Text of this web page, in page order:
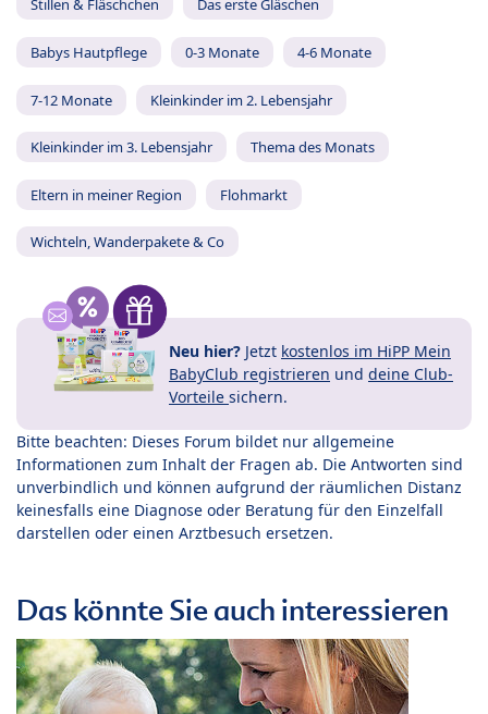
Stillen & Fläschchen Das erste Gläschen
Babys Hautpflege 0-3 Monate 4-6 Monate
7-12 Monate Kleinkinder im 2. Lebensjahr
Kleinkinder im 3. Lebensjahr Thema des Monats
Eltern in meiner Region Flohmarkt
Wichteln, Wanderpakete & Co
Neu hier? Jetzt kostenlos im HiPP Mein
BabyClub registrieren und deine Club-
Vorteile sichern.
Bitte beachten: Dieses Forum bildet nur allgemeine
Informationen zum Inhalt der Fragen ab. Die Antworten sind
unverbindlich und können aufgrund der räumlichen Distanz
keinesfalls eine Diagnose oder Beratung für den Einzelfall
darstellen oder einen Arztbesuch ersetzen.
Das könnte Sie auch interessieren